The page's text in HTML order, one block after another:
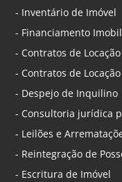
- Inventário de Imóvel
- Financiamento
- Contratos de Locação
- Contratos de Locação
- Despejo de Inquilino
- Consultoria jurídica
- Leilões e
- Reintegração de
- Escritura de Imóvel